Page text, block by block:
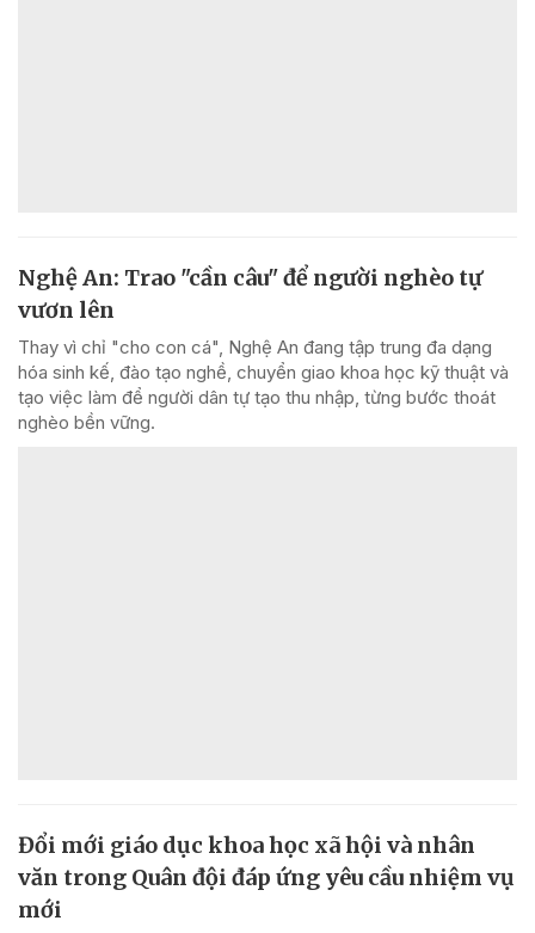
Nghệ An: Trao "cần câu" để người nghèo tự
vươn lên
Thay vì chỉ "cho con cá", Nghệ An đang tập trung đa dạng
hóa sinh kế, đào tạo nghề, chuyển giao khoa học kỹ thuật và
tạo việc làm để người dân tự tạo thu nhập, từng bước thoát
nghèo bền vững.
Đổi mới giáo dục khoa học xã hội và nhân
văn trong Quân đội đáp ứng yêu cầu nhiệm vụ
mới